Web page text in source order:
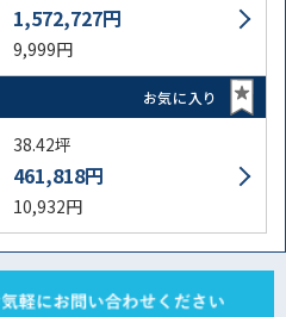
1,572,727円
9,999円
お気に入り
38.42坪
461,818円
10,932円